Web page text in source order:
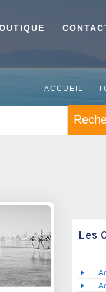
ACCUEIL
Les